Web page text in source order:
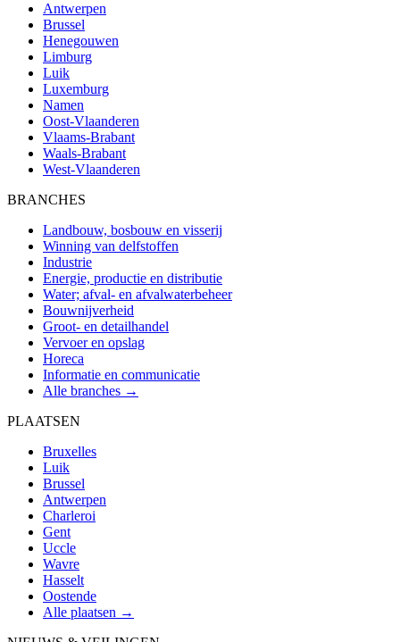
Antwerpen
Brussel
Henegouwen
Limburg
Luik
Luxemburg
Namen
Oost-Vlaanderen
Vlaams-Brabant
Waals-Brabant
West-Vlaanderen
BRANCHES
Landbouw, bosbouw en visserij
Winning van delfstoffen
Industrie
Energie, productie en distributie
Water; afval- en afvalwaterbeheer
Bouwnijverheid
Groot- en detailhandel
Vervoer en opslag
Horeca
Informatie en communicatie
Alle branches →
PLAATSEN
Bruxelles
Luik
Brussel
Antwerpen
Charleroi
Gent
Uccle
Wavre
Hasselt
Oostende
Alle plaatsen →